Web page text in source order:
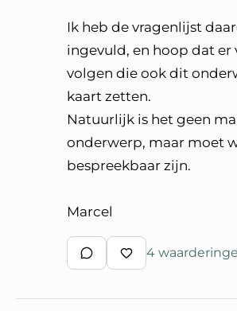
Ik heb de vragenlijst
ingevuld, en hoop dat er
volgen die ook dit
kaart zetten.
Natuurlijk is het geen
onderwerp, maar moet
bespreekbaar zijn.
Marcel
Schrijf een reactie
Waardeer reactie
4